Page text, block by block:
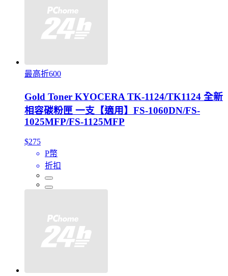
最高折600
Gold Toner KYOCERA TK-1124/TK1124 全新
相容碳粉匣 一支【適用】FS-1060DN/FS-
1025MFP/FS-1125MFP
$275
P幣
折扣